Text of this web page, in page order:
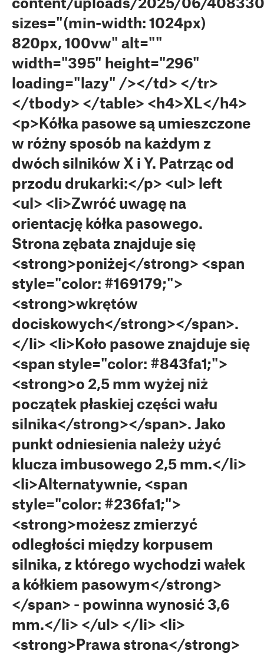
sizes="(min-width: 1024px)
820px, 100vw" alt=""
width="395" height="296"
loading="lazy" /></td> </tr>
</tbody> </table> <h4>XL</h4>
<p>Kółka pasowe są umieszczone
w różny sposób na każdym z
dwóch silników X i Y. Patrząc od
przodu drukarki:</p> <ul> left
<ul> <li>Zwróć uwagę na
orientację kółka pasowego.
Strona zębata znajduje się
<strong>poniżej</strong> <span
style="color: #169179;">
<strong>wkrętów
dociskowych</strong></span>.
</li> <li>Koło pasowe znajduje się
<span style="color: #843fa1;">
<strong>o 2,5 mm wyżej niż
początek płaskiej części wału
silnika</strong></span>. Jako
punkt odniesienia należy użyć
klucza imbusowego 2,5 mm.</li>
<li>Alternatywnie, <span
style="color: #236fa1;">
<strong>możesz zmierzyć
odległości między korpusem
silnika, z którego wychodzi wałek
a kółkiem pasowym</strong>
</span> - powinna wynosić 3,6
mm.</li> </ul> </li> <li>
<strong>Prawa strona</strong>